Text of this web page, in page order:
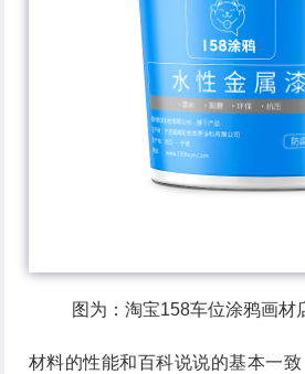
图为：淘宝158车位涂鸦画材
材料的性能和百科说说的基本一